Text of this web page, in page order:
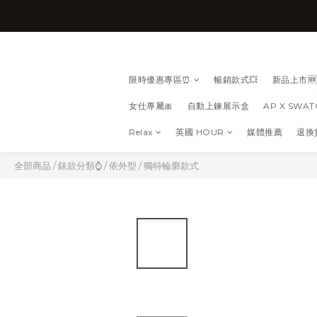
限時優惠專區⏰ 暢銷款式💥 新品上市🆕
女仕專屬🎀 自動上鍊展示盒 AP X
Relax 英國 HOUR 媒體推薦 退換
全部商品 /錶款分類⌚/依外型 /獨特輪廓款式